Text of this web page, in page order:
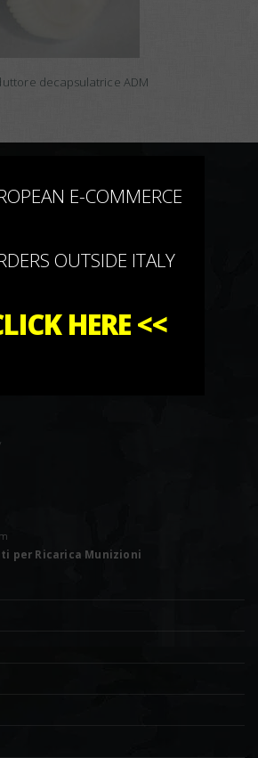
decapsulatrice ADM
per Ricarica Munizioni
E-COMMERCE
OUTSIDE ITALY
HERE<<